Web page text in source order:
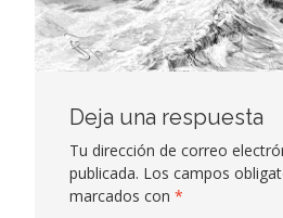
Deja una respuesta
Tu dirección de correo
publicada. Los campos
marcados con *